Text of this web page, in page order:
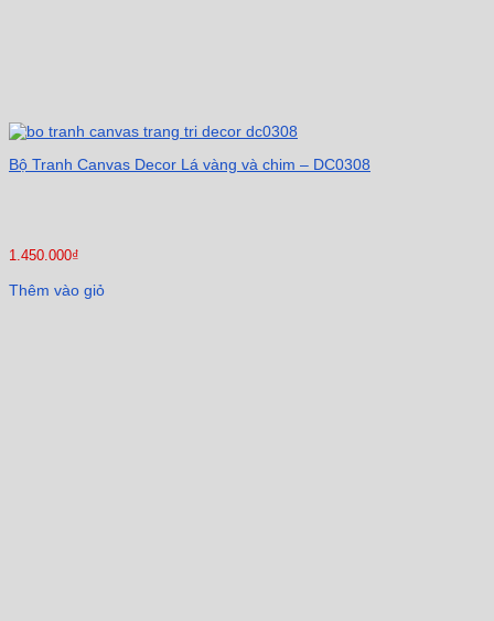
Bộ Tranh Canvas Decor Lá vàng và chim – DC0308
1.450.000₫
Thêm vào giỏ